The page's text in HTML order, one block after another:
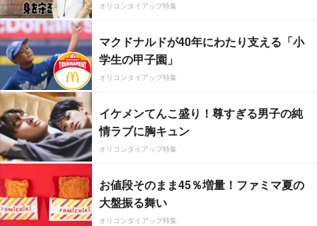
オリコンタイアップ特集
マクドナルドが40年にわたり支える「小
学生の甲子園」
オリコンタイアップ特集
イケメンてんこ盛り！尊すぎる男子の純
情ラブに胸キュン
オリコンタイアップ特集
お値段そのまま45％増量！ファミマ夏の
大盤振る舞い
オリコンタイアップ特集